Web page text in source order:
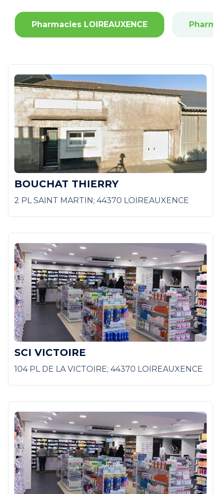
Pharmacies LOIREAUXENCE
BOUCHAT THIERRY
2 PL SAINT MARTIN; 44370 LOIREAUXENCE
SCI VICTOIRE
104 PL DE LA VICTOIRE; 44370 LOIREAUXENCE